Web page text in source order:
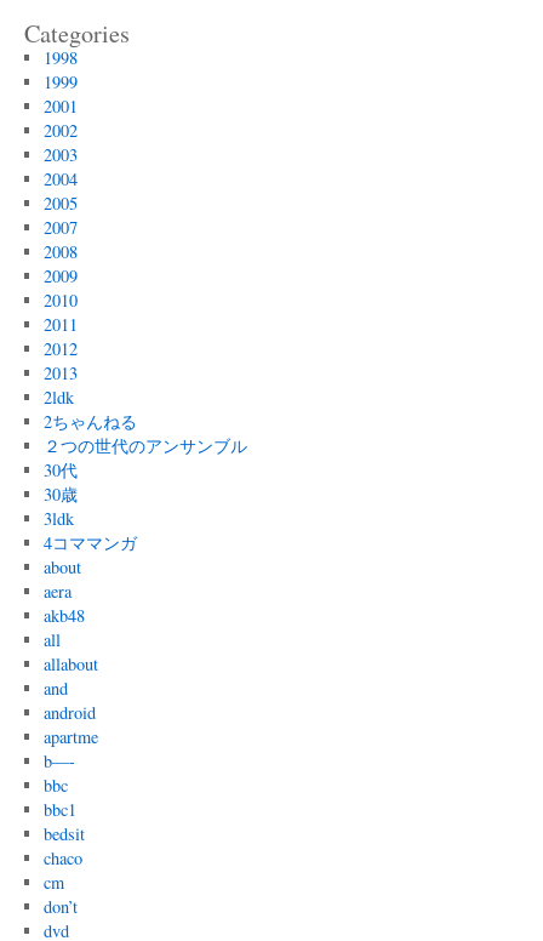
Categories
1998
1999
2001
2002
2003
2004
2005
2007
2008
2009
2010
2011
2012
2013
2ldk
2ちゃんねる
２つの世代のアンサンブル
30代
30歳
3ldk
4コママンガ
about
aera
akb48
all
allabout
and
android
apartme
b—-
bbc
bbc1
bedsit
chaco
cm
don’t
dvd